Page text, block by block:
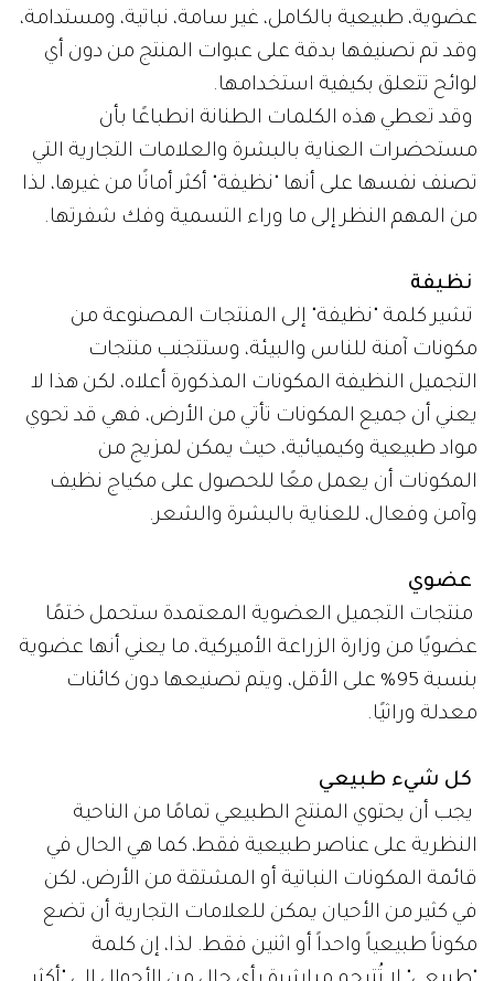
عضوية، طبيعية بالكامل، غير سامة، نباتية، ومستدامة،
وقد تم تصنيفها بدقة على عبوات المنتج من دون أي
لوائح تتعلق بكيفية استخدامها.
وقد تعطي هذه الكلمات الطنانة انطباعًا بأن
مستحضرات العناية بالبشرة والعلامات التجارية التي
تصنف نفسها على أنها "نظيفة" أكثر أمانًا من غيرها، لذا
من المهم النظر إلى ما وراء التسمية وفك شفرتها.
نظيفة
تشير كلمة "نظيفة" إلى المنتجات المصنوعة من
مكونات آمنة للناس والبيئة، وستتجنب منتجات
التجميل النظيفة المكونات المذكورة أعلاه، لكن هذا لا
يعني أن جميع المكونات تأتي من الأرض، فهي قد تحوي
مواد طبيعية وكيميائية، حيث يمكن لمزيج من
المكونات أن يعمل معًا للحصول على مكياج نظيف
وآمن وفعال، للعناية بالبشرة والشعر.
عضوي
منتجات التجميل العضوية المعتمدة ستحمل ختمًا
عضويًا من وزارة الزراعة الأميركية، ما يعني أنها عضوية
بنسبة 95% على الأقل، ويتم تصنيعها دون كائنات
معدلة وراثيًا.
كل شيء طبيعي
يجب أن يحتوي المنتج الطبيعي تمامًا من الناحية
النظرية على عناصر طبيعية فقط، كما هي الحال في
قائمة المكونات النباتية أو المشتقة من الأرض، لكن
في كثير من الأحيان يمكن للعلامات التجارية أن تضع
مكوناً طبيعياً واحداً أو اثنين فقط. لذا، إن كلمة